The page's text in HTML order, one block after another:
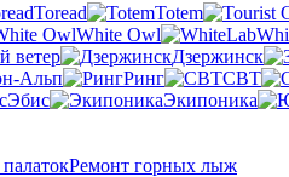
Toread Totem
White Owl
ветер
Дзержинск
Альп Ринг
СВТ
Эбис Экипоника
Ремонт горных лыж